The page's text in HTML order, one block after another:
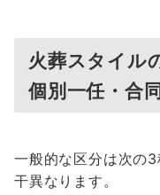
火葬スタイル
個別一任・合同
一般的な区分は次の
干異なります。